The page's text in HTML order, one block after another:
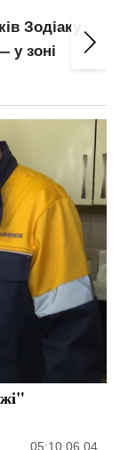
хто зі
05:10 06.04